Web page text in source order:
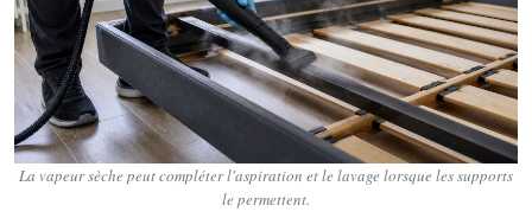
La vapeur sèche peut compléter l'aspiration et le lavage lorsque les supports
le permettent.